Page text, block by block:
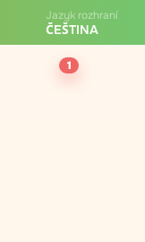
Jazyk rozhraní
ČEŠTINA
1